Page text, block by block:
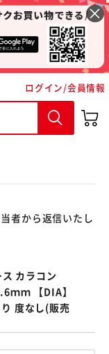
ログイン/会員情報
者から返信いたし
カラコン
ｍｍ 【DIA】
度なし(販売